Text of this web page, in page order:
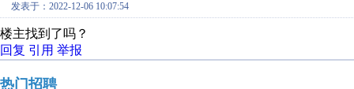
发表于：2022-12-06 10:07:54
楼主找到了吗？
回复 引用 举报
热门招聘